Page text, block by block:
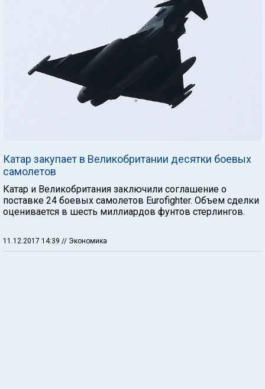
Катар закупает в Великобритании десятки боевых
самолетов
Катар и Великобритания заключили соглашение о
поставке 24 боевых самолетов Eurofighter. Объем сделки
оценивается в шесть миллиардов фунтов стерлингов.
11.12.2017 14:39 // Экономика